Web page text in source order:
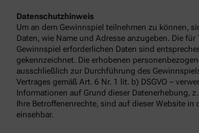
Datenschutzhinweis
Um an dem Gewinnspiel teilnehmen zu können,
Daten, wie Name und Adresse anzugeben. Die für
Gewinnspiel erforderlichen Daten sind
gekennzeichnet. Die erhobenen
ausschließlich zur Durchführung des
Vertrages gemäß Art. 6 Nr. 1 lit. b) DSGVO –
Informationen auf Grund dieser Datenerhebung,
Ihre Betroffenenrechte, sind auf dieser Website in
einsehbar.